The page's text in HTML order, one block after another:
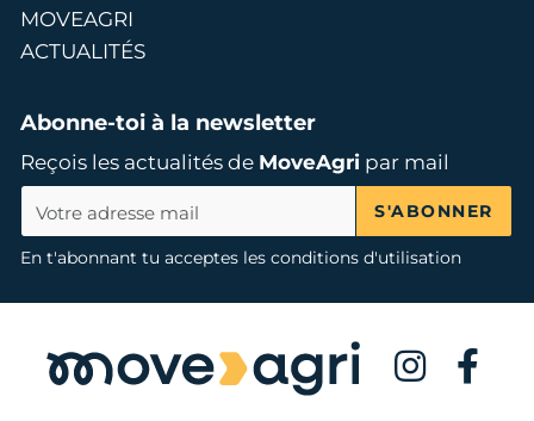
MOVEAGRI
ACTUALITÉS
Abonne-toi à la newsletter
Reçois les actualités de MoveAgripar mail
S'ABONNER
En t'abonnant tu acceptes les conditions d'utilisation